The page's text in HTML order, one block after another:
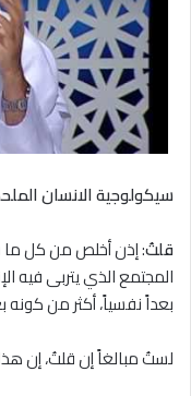
سيكولوجية الانسان
قلتُ: إذن أخلص من كل ما
المجتمع الذي يتربى فيه
بعداً نفسياً، أكثر من كونه
لستُ مبالغاً إن قلتُ، إن